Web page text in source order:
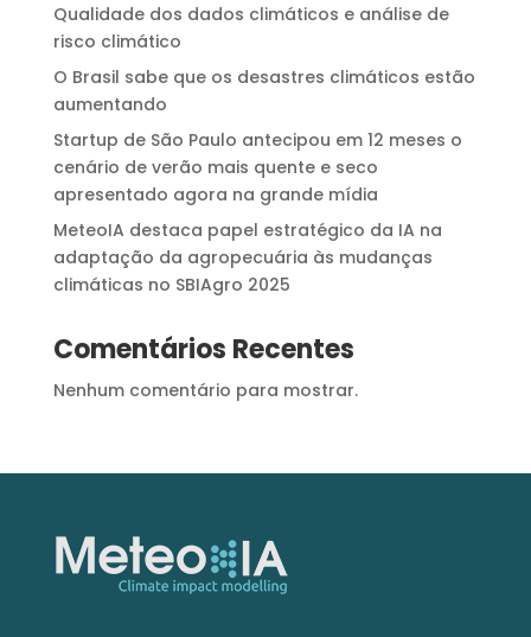
Qualidade dos dados climáticos e análise de
risco climático
O Brasil sabe que os desastres climáticos estão
aumentando
Startup de São Paulo antecipou em 12 meses o
cenário de verão mais quente e seco
apresentado agora na grande mídia
MeteoIA destaca papel estratégico da IA na
adaptação da agropecuária às mudanças
climáticas no SBIAgro 2025
Comentários Recentes
Nenhum comentário para mostrar.